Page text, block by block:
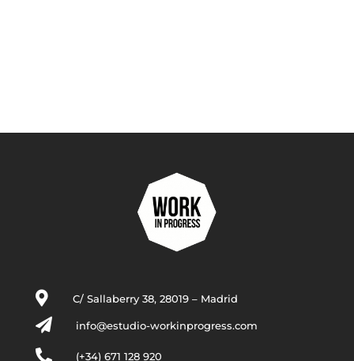
 C/ Sallaberry 38, 28019 – Madrid
 info@estudio-workinprogress.com
 (+34) 671 128 920